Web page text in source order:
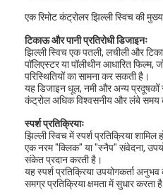
एक रिमोट कंट्रोलर झिल्ली स्विच की
टिकाऊ और पानी प्रतिरोधी डिजाइनः
झिल्ली स्विच एक पतली, लचीली और
पॉलिएस्टर या पॉलीथीन आधारित फिल्म,
परिस्थितियों का सामना कर सकती है।
यह डिजाइन धूल, नमी और अन्य प्रदूषकों
कंट्रोल अधिक विश्वसनीय और लंबे समय
स्पर्श प्रतिक्रियाः
झिल्ली स्विच में स्पर्श प्रतिक्रिया
एक नरम "क्लिक" या "स्नैप" संवेदना,
संकेत प्रदान करती है।
यह स्पर्श प्रतिक्रिया उपयोगकर्ता
समग्र प्रतिक्रिया क्षमता में सुधार करता